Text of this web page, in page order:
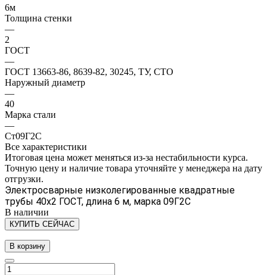
6м
Толщина стенки
—
2
ГОСТ
—
ГОСТ 13663-86, 8639-82, 30245, ТУ, СТО
Наружный диаметр
—
40
Марка стали
—
Ст09Г2С
Все характеристики
Итоговая цена может меняться из-за нестабильности курса.
Точную цену и наличие товара уточняйте у менеджера на дату
отгрузки.
Электросварные низколегированные квадратные
трубы 40х2 ГОСТ, длина 6 м, марка 09Г2С
В наличии
КУПИТЬ СЕЙЧАС
В корзину